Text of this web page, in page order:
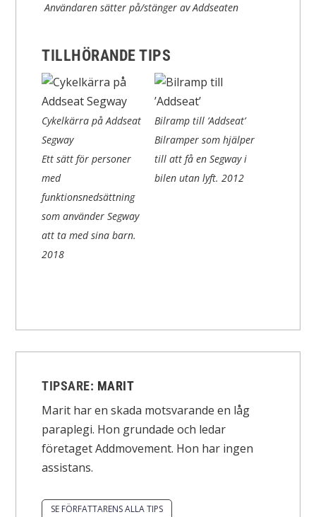
Användaren sätter på/stänger av Addseaten
TILLHÖRANDE TIPS
Cykelkärra på Addseat
Segway
Ett sätt för personer
med
funktionsnedsättning
som använder Segway
att ta med sina barn.
2018
Bilramp till ’Addseat’
Bilramper som hjälper
till att få en Segway i
bilen utan lyft.2012
TIPSARE: MARIT
Marit har en skada motsvarande en låg
paraplegi. Hon grundade och ledar
företaget Addmovement. Hon har ingen
assistans.
SE FÖRFATTARENS ALLA TIPS